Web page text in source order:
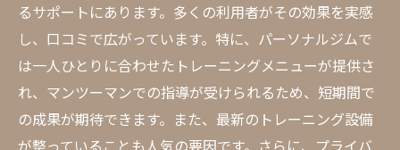
るサポートにあります。多くの利用者がその効果を実感
し、口コミで広がっています。特に、パーソナルジムで
は一人ひとりに合わせたトレーニングメニューが提供さ
れ、マンツーマンでの指導が受けられるため、短期間で
の成果が期待できます。また、最新のトレーニング設備
が整っていることも人気の要因です。さらに、プライバ